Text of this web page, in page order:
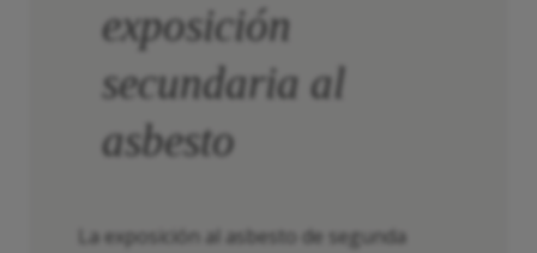
exposición
secundaria al
asbesto
La exposición al asbesto de segunda